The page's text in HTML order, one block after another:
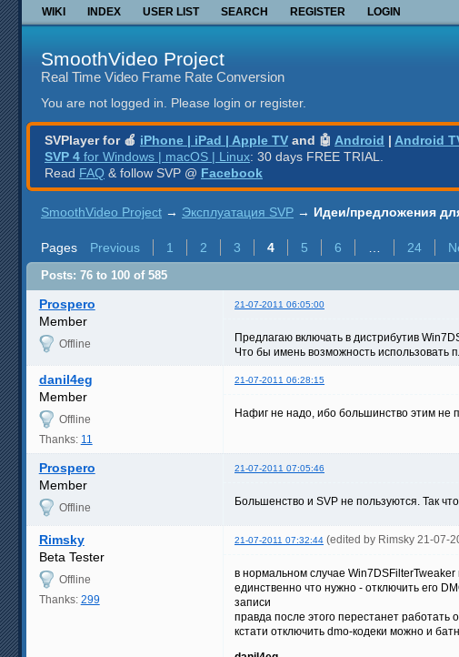
WIKI INDEX USER LIST SEARCH REGISTER LOGIN
SmoothVideo Project
Real Time Video Frame Rate Conversion
You are not logged in. Please login or register.
SVPlayer for 🍎 iPhone | iPad | Apple TV and 🤖 Android | Android
SVP 4 for Windows | macOS | Linux: 30 days FREE TRIAL.
Read FAQ & follow SVP @ Facebook
SmoothVideo Project → Эксплуатация SVP → Идеи/предложения
Pages Previous 1 2 3 4 5 6 24
Posts: 76 to 100 of 585
Prospero 21-07-2011 06:05:00
Member
Offline
Предлагаю включать в дистрибутив
Что бы имень возможность использовать
danil4eg 21-07-2011 06:28:15
Member
Offline
Thanks: 11
Нафиг не надо, ибо большинство этим не
Prospero 21-07-2011 07:05:46
Member
Offline Большенство и SVP не пользуются. Так
Rimsky 21-07-2011 07:32:44 (edited by Rimsky 21-07-
Beta Tester
Offline
Thanks: 299
в нормальном случае
единственно что нужно - отключить его
записи
правда после этого перестанет работать
кстати отключить dmo-кодеки можно и